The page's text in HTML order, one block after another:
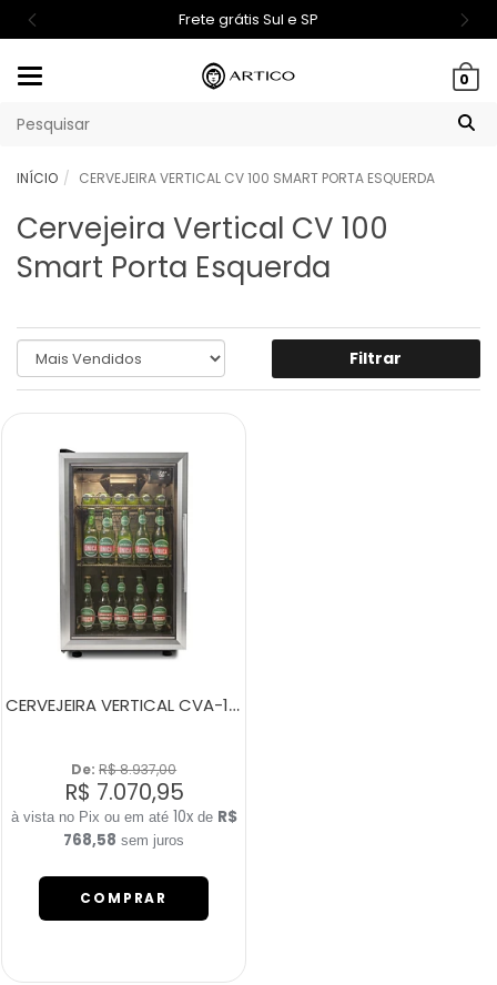
Frete grátis Sul e SP
0
INÍCIO CERVEJEIRA VERTICAL CV 100 SMART PORTA ESQUERDA
Cervejeira Vertical CV 100
Smart Porta Esquerda
Filtrar
CERVEJEIRA VERTICAL CVA-100 SMART PORTA ESQUERDA
De: R$ 8.937,00
R$ 7.070,95
10xde R$
768,58 sem juros
COMPRAR